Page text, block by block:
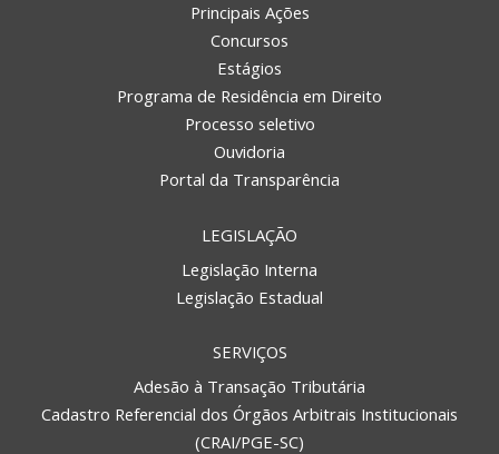
Principais Ações
Concursos
Estágios
Programa de Residência em Direito
Processo seletivo
Ouvidoria
Portal da Transparência
LEGISLAÇÃO
Legislação Interna
Legislação Estadual
SERVIÇOS
Adesão à Transação Tributária
Cadastro Referencial dos Órgãos Arbitrais Institucionais
(CRAI/PGE-SC)